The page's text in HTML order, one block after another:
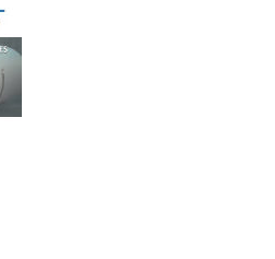
nhiệt,...